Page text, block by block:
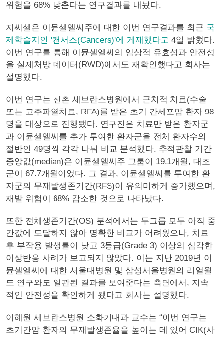
위험을 68% 낮춘다는 연구결과를 내놨다.
지씨셀은 이뮨셀엘씨주에 대한 이번 연구결과를 최근 국
제학술지인 '캔서스(Cancers)'에 게재했다고 4일 밝혔다.
이번 연구를 통해 이뮨셀엘씨의 임상적 유효성과 안전성
을 실제처방 데이터(RWD)에서도 재확인했다고 회사는
설명했다.
이번 연구는 신촌 세브란스병원에서 근치적 치료(수술
또는 고주파열치료, RFA)를 받은 초기 간세포암 환자 98
명을 대상으로 진행됐다. 연구진은 치료만 받은 환자군
과 이뮨셀엘씨를 추가 투여한 환자군을 전체 환자수의
절반인 49명씩 각각 나눠 비교 분석했다. 추적관찰 기간
중앙값(median)은 이뮨셀엘씨주 그룹이 19.1개월, 대조
군이 67.7개월이었다. 그 결과, 이뮨셀엘씨를 투여한 환
자군의 무재발생존기간(RFS)이 유의미하게 증가했으며,
재발 위험이 68% 감소한 것으로 나타났다.
또한 전체생존기간(OS) 분석에서는 두그룹 모두 아직 중
간값에 도달하지 않아 명확한 비교가 어려웠으나, 치료
후 부작용 발생률이 낮고 3등급(Grade 3) 이상의 심각한
이상반응 사례가 보고되지 않았다. 이는 지난 2019년 이
뮨셀엘씨에 대한 서울대병원 및 삼성서울병원의 리얼월
드 연구와도 일관된 결과를 보여준다는 측면에서, 지속
적인 안전성을 확인하게 됐다고 회사는 설명했다.
이혜원 세브란스병원 소화기내과 교수는 “이번 연구는
초기간암 환자의 무재발생존율을 높이는 데 있어 CIK(사